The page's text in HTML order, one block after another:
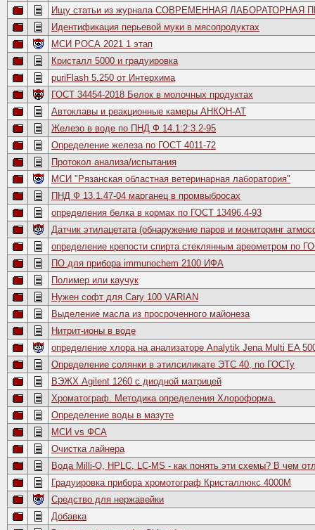
Ищу статьи из журнала СОВРЕМЕННАЯ ЛАБОРАТОРНАЯ
Идентификация перьевой муки в мясопродуктах
МСИ РОСА 2021 1 этап
Кристалл 5000 и градуировка
puriFlash 5.250 от Интерхима
ГОСТ 34454-2018 Белок в молочных продуктах
Автоклавы и реакционные камеры АНКОН-АТ
Железо в воде по ПНД Ф 14.1:2:3.2-95
Определение железа по ГОСТ 4011-72
Протокол анализа/испытания
МСИ "Рязанская областная ветеринарная лаборатория"
ПНД Ф 13.1.47-04 марганец в промвыбросах
определения белка в кормах по ГОСТ 13496.4-93
Датчик этилацетата (обнаружение паров и мониторинг
определение крепости спирта стеклянным ареометром по
ПО для прибора immunochem 2100 ИФА
Полимер или каучук
Нужен софт для Cary 100 VARIAN
Выделение масла из просроченного майонеза
Нитрит-ионы в воде
определение хлора на анализаторе Analytik Jena Multi EA
Определение солянки в этилсиликате ЭТС 40, по ГОСТу
ВЭЖХ Agilent 1260 с диодной матрицей
Хроматограф. Методика определения Хлороформа.
Определение воды в мазуте
МСИ vs ФСА
Очистка лайнера
Вода Milli-Q, HPLC, LC-MS - как понять эти схемы? В чем
Градуировка прибора хромотограф Кристаллюкс 4000М
Средство для нержавейки
Добавка